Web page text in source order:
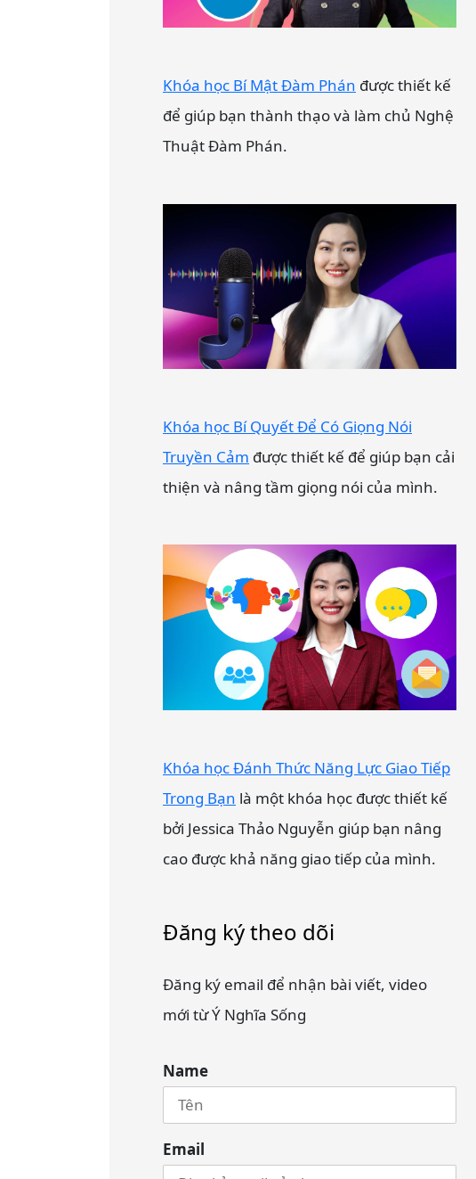
Khóa học Bí Mật Đàm Phán được thiết kế
để giúp bạn thành thạo và làm chủ Nghệ
Thuật Đàm Phán.
Khóa học Bí Quyết Để Có Giọng Nói
Truyền Cảm được thiết kế để giúp bạn cải
thiện và nâng tầm giọng nói của mình.
Khóa học Đánh Thức Năng Lực Giao Tiếp
Trong Bạn là một khóa học được thiết kế
bởi Jessica Thảo Nguyễn giúp bạn nâng
cao được khả năng giao tiếp của mình.
Đăng ký theo dõi
Đăng ký email để nhận bài viết, video
mới từ Ý Nghĩa Sống
Name
Email